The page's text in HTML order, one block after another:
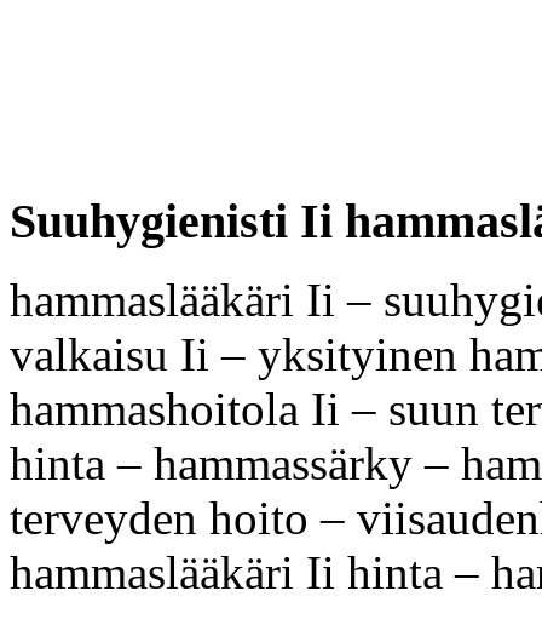
Suuhygienisti Ii
hammaslääkäri Ii –
valkaisu Ii – yksityinen
hammashoitola Ii – suun
hinta – hammassärky –
terveyden hoito –
hammaslääkäri Ii hinta –